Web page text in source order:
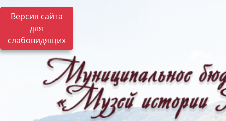
Версия сайта
для
слабовидящих